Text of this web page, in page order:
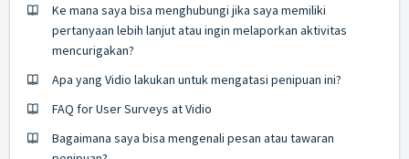
Ke mana saya bisa menghubungi jika saya memiliki
pertanyaan lebih lanjut atau ingin melaporkan aktivitas
mencurigakan?
Apa yang Vidio lakukan untuk mengatasi penipuan ini?
FAQ for User Surveys at Vidio
Bagaimana saya bisa mengenali pesan atau tawaran